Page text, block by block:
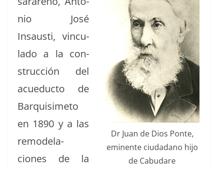
Dr Juan de Dios Ponte,
emi­nente ciu­dadano hijo
de Cabudare
nio José
Insausti, vin­cu­
la­do a la con­
struc­ción del
acue­duc­to de
Bar­quisime­to
en 1890 y a las
remod­ela­
ciones de la